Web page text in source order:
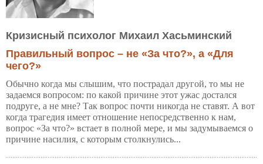
Кризисный психолог Михаил Хасьминский
Правильный вопрос – не «За что?», а «Для
чего?»
Обычно когда мы слышим, что пострадал другой, то мы не
задаемся вопросом: по какой причине этот ужас достался
подруге, а не мне? Так вопрос почти никогда не ставят. А вот
когда трагедия имеет отношение непосредственно к нам,
вопрос «За что?» встает в полной мере, и мы задумываемся о
причине насилия, с которым столкнулись...